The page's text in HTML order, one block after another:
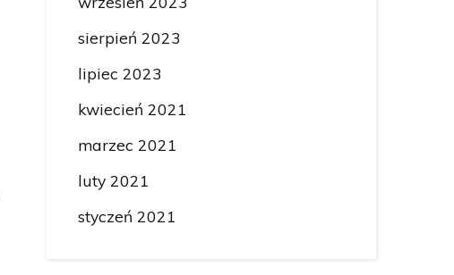
sierpień 2023
lipiec 2023
kwiecień 2021
marzec 2021
luty 2021
styczeń 2021